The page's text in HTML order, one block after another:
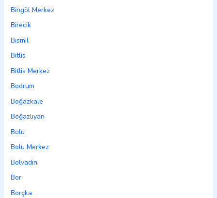
Bingöl Merkez
Birecik
Bismil
Bitlis
Bitlis Merkez
Bodrum
Boğazkale
Boğazlıyan
Bolu
Bolu Merkez
Bolvadin
Bor
Borçka